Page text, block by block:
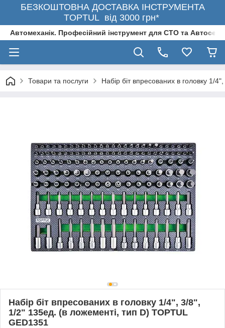
БЕЗКОШТОВНА ДОСТАВКА ІНСТРУМЕНТА
TOPTUL від 3000 грн*
Автомеханік. Професійний інструмент для СТО та
Товари та послуги Haбіp біт впpecoвaниx в гoлoвку 1/
Haбіp біт впpecoвaниx в гoлoвку 1/4", 3/8",
1/2" 135ед. (в ложементі, тип D) TOPTUL
GED1351